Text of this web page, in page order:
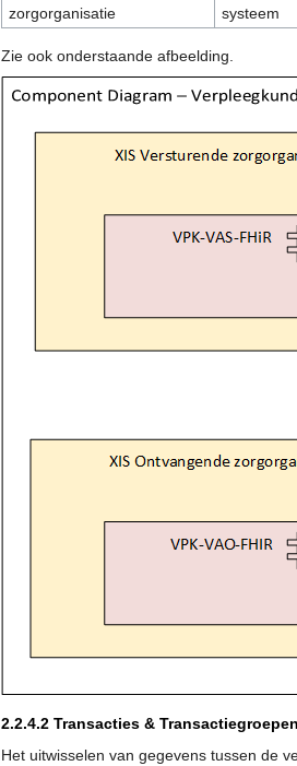
zorgorganisatie
systeem
Zie ook onderstaande afbeelding.
2.2.4.2 Transacties &
Het uitwisselen van gegevens tussen de